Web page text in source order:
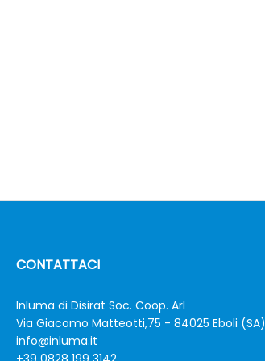
CONTATTACI
Inluma di Disirat Soc. Coop. Arl
Via Giacomo Matteotti,75 - 84025 Eboli (SA)
info@inluma.it